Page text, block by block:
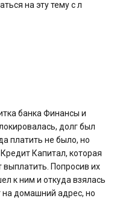
на эту тему с л
банка Финансы и
долг был
платить не было, но
Капитал, которая
выплатить. Попросив их
к ним и откуда взялась
на домашний адрес, но